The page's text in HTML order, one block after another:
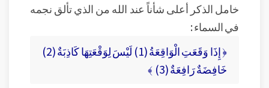
خامل الذكر أعلى شأناً عند الله من الذي تألق نجمه
في السماء :
﴿ إِذَا وَقَعَتِ الْوَاقِعَةُ (1) لَيْسَ لِوَقْعَتِهَا كَاذِبَةٌ (2)
خَافِضَةٌ رَافِعَةٌ (3) ﴾